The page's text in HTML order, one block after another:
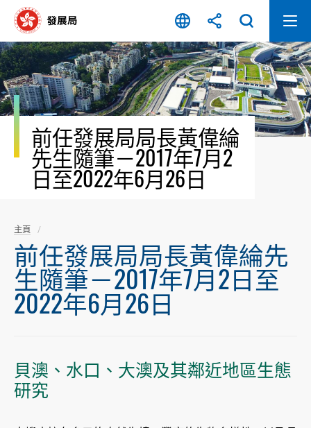
容
開
始
前任發展局局長黃偉綸
先生隨筆－2017年7月2
日至2022年6月26日
主頁
前任發展局局長黃偉綸先
生隨筆－2017年7月2日至
2022年6月26日
貝澳、水口、大澳及其鄰近地區生態
研究